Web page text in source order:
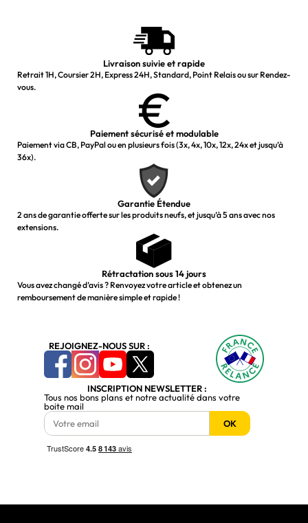
Livraison suivie et rapide
Retrait 1H, Coursier 2H, Express 24H, Standard, Point Relais ou sur Rendez-
vous.
Paiement sécurisé et modulable
Paiement via CB, PayPal ou en plusieurs fois (3x, 4x, 10x, 12x, 24x et jusqu’à
36x).
Garantie Étendue
2 ans de garantie offerte sur les produits neufs, et jusqu’à 5 ans avec nos
extensions.
Rétractation sous 14 jours
Vous avez changé d’avis ? Renvoyez votre article et obtenez un
remboursement de manière simple et rapide !
REJOIGNEZ-NOUS SUR :
INSCRIPTION NEWSLETTER :
Tous nos bons plans et notre actualité dans votre
boite mail
OK